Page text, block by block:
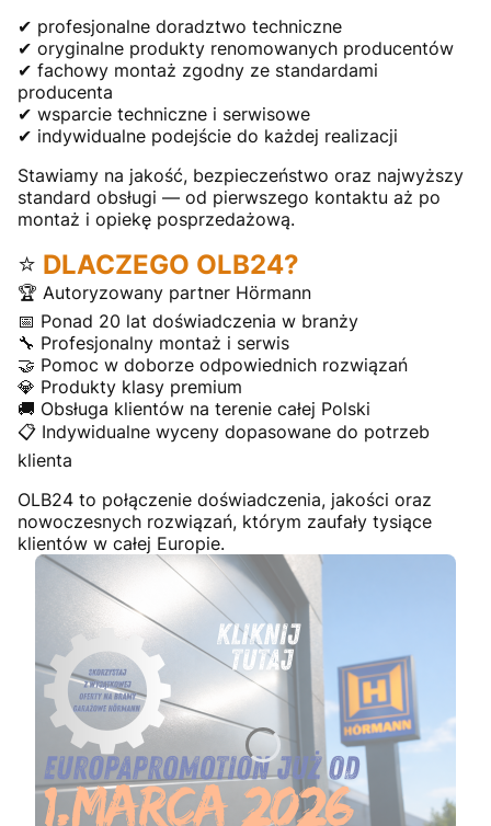
✔ profesjonalne doradztwo techniczne
✔ oryginalne produkty renomowanych producentów
✔ fachowy montaż zgodny ze standardami
producenta
✔ wsparcie techniczne i serwisowe
✔ indywidualne podejście do każdej realizacji
Stawiamy na jakość, bezpieczeństwo oraz najwyższy
standard obsługi — od pierwszego kontaktu aż po
montaż i opiekę posprzedażową.
⭐ DLACZEGO OLB24?
🏆 Autoryzowany partner Hörmann
📅 Ponad 20 lat doświadczenia w branży
🔧 Profesjonalny montaż i serwis
🤝 Pomoc w doborze odpowiednich rozwiązań
💎 Produkty klasy premium
🚚 Obsługa klientów na terenie całej Polski
📋 Indywidualne wyceny dopasowane do potrzeb
klienta
OLB24 to połączenie doświadczenia, jakości oraz
nowoczesnych rozwiązań, którym zaufały tysiące
klientów w całej Europie.